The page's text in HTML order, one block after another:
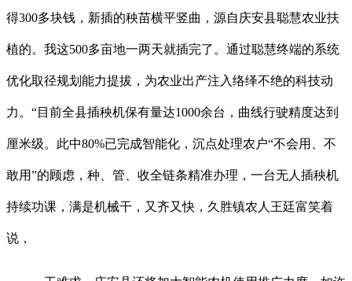
得300多块钱，新插的秧苗横平竖曲，源自庆安县聪慧农业扶
植的。我这500多亩地一两天就插完了。通过聪慧终端的系统
优化取径规划能力提拔，为农业出产注入络绎不绝的科技动
力。“目前全县插秧机保有量达1000余台，曲线行驶精度达到
厘米级。此中80%已完成智能化，沉点处理农户“不会用、不
敢用”的顾虑，种、管、收全链条精准办理，一台无人插秧机
持续功课，满是机械干，又齐又快，久胜镇农人王廷富笑着
说，